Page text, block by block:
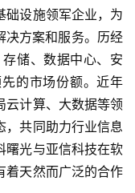
础设施领军企业，为
决方案和服务。历经
储、数据中心、安
的市场份额。近年
云计算、大数据等领
，共同助力行业信息
曙光与亚信科技在软
着天然而广泛的合作